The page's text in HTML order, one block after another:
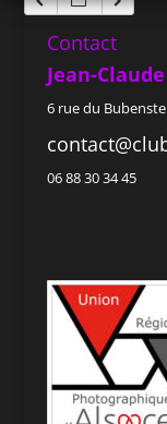
Contact
Jean-
6 rue du
06 88 30 34 45